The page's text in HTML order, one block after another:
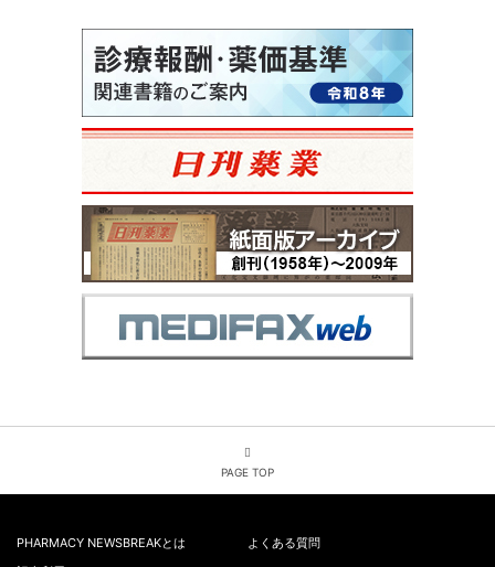
PAGE TOP
PHARMACY NEWSBREAKとは
よくある質問